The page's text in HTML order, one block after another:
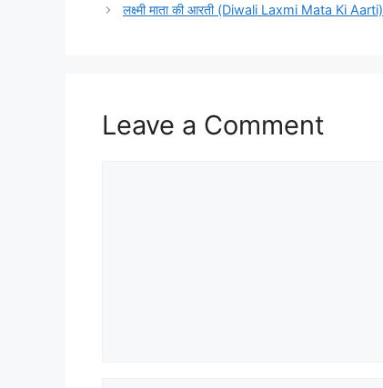
लक्ष्मी माता की आरती (Diwali Laxmi Mata Ki Aarti)
Leave a Comment